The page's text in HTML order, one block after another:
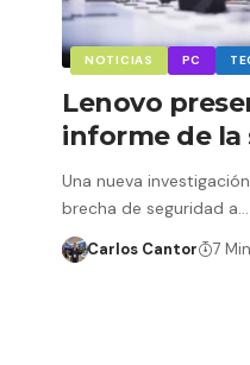
NOTICIAS PC
Lenovo
informe de la
Una nueva
brecha de seguridad a…
Carlos Cantor 7